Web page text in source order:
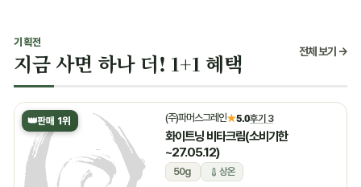
기획전
지금 사면 하나 더! 1+1 혜택 전체 보기 →
👑판매 1위 (주)파머스그레인★5.0후기 3
화이트닝 비타크림(소비기한
~27.05.12)
50g 상온